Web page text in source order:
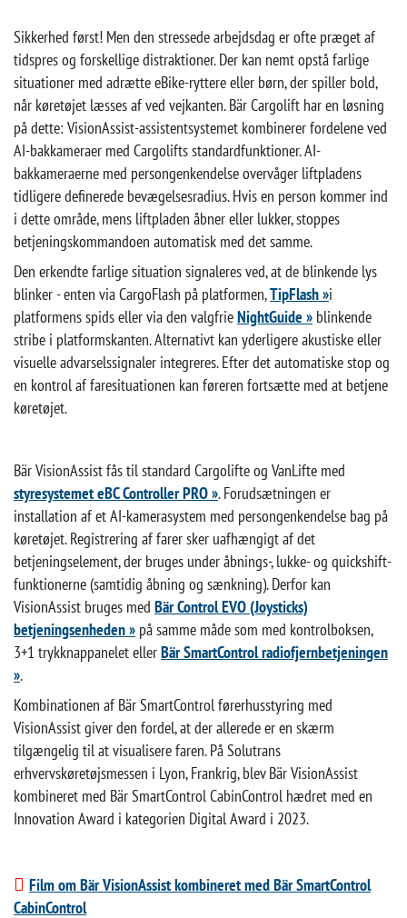
Sikkerhed først! Men den stressede arbejdsdag er ofte præget af
tidspres og forskellige distraktioner. Der kan nemt opstå farlige
situationer med adrætte eBike-ryttere eller børn, der spiller bold,
når køretøjet læsses af ved vejkanten. Bär Cargolift har en løsning
på dette: VisionAssist-assistentsystemet kombinerer fordelene ved
AI-bakkameraer med Cargolifts standardfunktioner. AI-
bakkameraerne med persongenkendelse overvåger liftpladens
tidligere definerede bevægelsesradius. Hvis en person kommer ind
i dette område, mens liftpladen åbner eller lukker, stoppes
betjeningskommandoen automatisk med det samme.
Den erkendte farlige situation signaleres ved, at de blinkende lys
blinker - enten via CargoFlash på platformen,TipFlash »i
platformens spids eller via den valgfrieNightGuide » blinkende
stribe i platformskanten. Alternativt kan yderligere akustiske eller
visuelle advarselssignaler integreres. Efter det automatiske stop og
en kontrol af faresituationen kan føreren fortsætte med at betjene
køretøjet.
Bär VisionAssist fås til standard Cargolifte og VanLifte med
styresystemet eBC Controller PRO ». Forudsætningen er
installation af et AI-kamerasystem med persongenkendelse bag på
køretøjet. Registrering af farer sker uafhængigt af det
betjeningselement, der bruges under åbnings-, lukke- og quickshift-
funktionerne (samtidig åbning og sænkning). Derfor kan
VisionAssist bruges med Bär Control EVO (Joysticks)
betjeningsenheden » på samme måde som med kontrolboksen,
3+1 trykknappanelet ellerBär SmartControl radiofjernbetjeningen
».
Kombinationen af Bär SmartControl førerhusstyring med
VisionAssist giver den fordel, at der allerede er en skærm
tilgængelig til at visualisere faren. På Solutrans
erhvervskøretøjsmessen i Lyon, Frankrig, blev Bär VisionAssist
kombineret med Bär SmartControl CabinControl hædret med en
Innovation Award i kategorien Digital Award i 2023.
Film om Bär VisionAssist kombineret med Bär SmartControl
CabinControl